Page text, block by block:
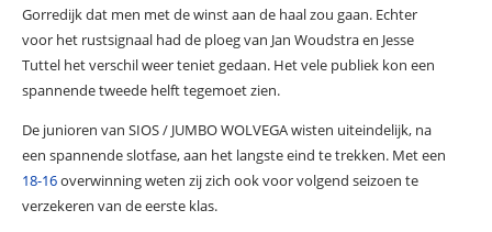
Gorredijk dat men met de winst aan de haal zou gaan. Echter
voor het rustsignaal had de ploeg van Jan Woudstra en Jesse
Tuttel het verschil weer teniet gedaan. Het vele publiek kon een
spannende tweede helft tegemoet zien.
De junioren van SIOS / JUMBO WOLVEGA wisten uiteindelijk, na
een spannende slotfase, aan het langste eind te trekken. Met een
18-16overwinning weten zij zich ook voor volgend seizoen te
verzekeren van de eerste klas.